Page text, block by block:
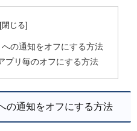
の通知をオフにする方法
プリ毎のオフにする方法
の通知をオフにする方法